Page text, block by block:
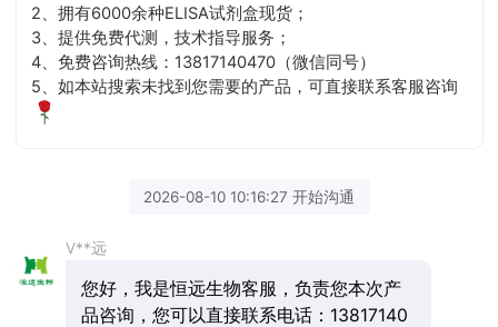
2、拥有6000余种ELISA试剂盒现货；
3、提供免费代测，技术指导服务；
4、免费咨询热线：13817140470（微信同号）
5、如本站搜索未找到您需要的产品，可直接联系客服咨询
2026-08-10 10:16:27 开始沟通
V**远
您好，我是恒远生物客服，负责您本次产
品咨询，您可以直接联系电话：13817140